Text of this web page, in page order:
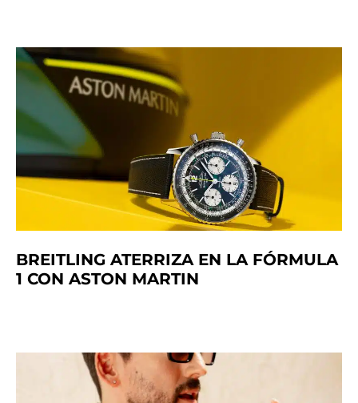
BREITLING ATERRIZA EN LA FÓRMULA
1 CON ASTON MARTIN